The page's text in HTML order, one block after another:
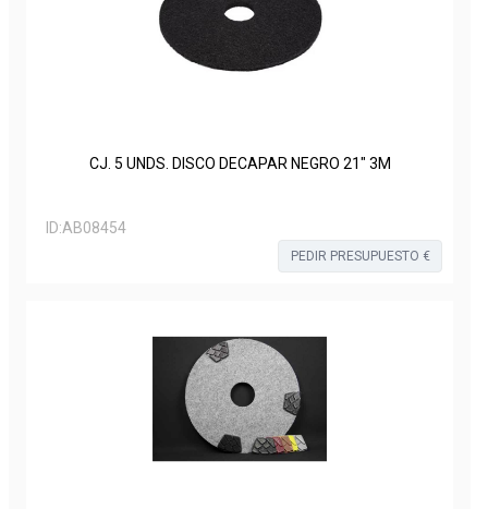
CJ. 5 UNDS. DISCO DECAPAR NEGRO 21" 3M
ID:AB08454
PEDIR PRESUPUESTO €